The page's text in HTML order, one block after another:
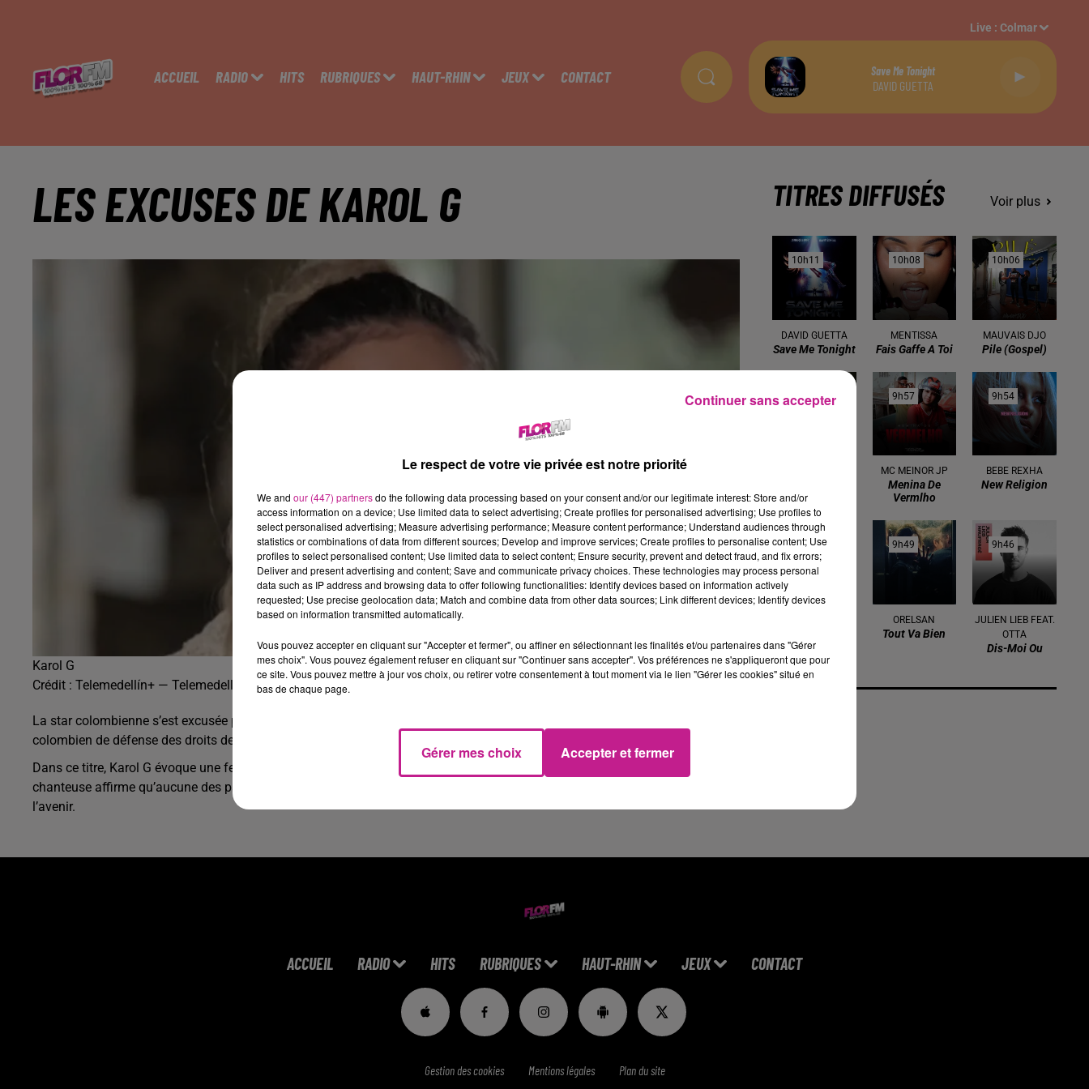
ACCUEIL RADIO HITS RUBRIQUES HAUT-RHIN JEUX CONTACT
Live :Colmar
Save Me Tonight
DAVID GUETTA
LES EXCUSES DE KAROL G
Karol G
Crédit : Telemedellín+ — Telemedellin official channel
La star colombienne s’est excusée pour les paroles de son nouveau single "+57", jugées offensantes. Un organisme
colombien de défense des droits des enfants estime que la chanson sexualise les mineures.
Dans ce titre, Karol G évoque une femme qu’elle décrit comme « mamacita (belle) depuis qu'elle a quatorze ans ». La
chanteuse affirme qu’aucune des paroles n’a été pensée pour sexualiser les mineures et promet d’être plus attentive à
l’avenir.
TITRES DIFFUSÉS Voir plus
10h11
10h11
DAVID GUETTA
Save Me Tonight
10h08
10h08
MENTISSA
Fais Gaffe A Toi
10h06
10h06
MAUVAIS DJO
Pile (gospel)
10h02
10h02 9h57
9h57
MC MEINOR JP
Menina De
Vermlho
9h54
9h54
BEBE REXHA
New Religion
9h51
9h51 9h49
9h49
ORELSAN
Tout Va Bien
9h46
9h46
JULIEN LIEB FEAT.
OTTA
Dis-Moi Ou
ACCUEIL RADIO HITS RUBRIQUES HAUT-RHIN JEUX CONTACT
Gestion des cookies Mentions légales Plan du site
Le respect de votre vie privée est notre priorité
We and our (447) partnersdo the following data processing based on your consent and/or our legitimate interest: Store and/or
access information on a device; Use limited data to select advertising; Create profiles for personalised advertising; Use profiles to
select personalised advertising; Measure advertising performance; Measure content performance; Understand audiences through
statistics or combinations of data from different sources; Develop and improve services; Create profiles to personalise content; Use
profiles to select personalised content; Use limited data to select content; Ensure security, prevent and detect fraud, and fix errors;
Deliver and present advertising and content; Save and communicate privacy choices. These technologies may process personal
data such as IP address and browsing data to offer following functionalities: Identify devices based on information actively
requested; Use precise geolocation data; Match and combine data from other data sources; Link different devices; Identify devices
based on information transmitted automatically.
Vous pouvez accepter en cliquant sur "Accepter et fermer", ou affiner en sélectionnant les finalités et/ou partenaires dans "Gérer
mes choix". Vous pouvez également refuser en cliquant sur "Continuer sans accepter". Vos préférences ne s'appliqueront que pour
ce site. Vous pouvez mettre à jour vos choix, ou retirer votre consentement à tout moment via le lien "Gérer les cookies" situé en
bas de chaque page.
Gérer mes choix Accepter et fermer
Continuer sans accepter